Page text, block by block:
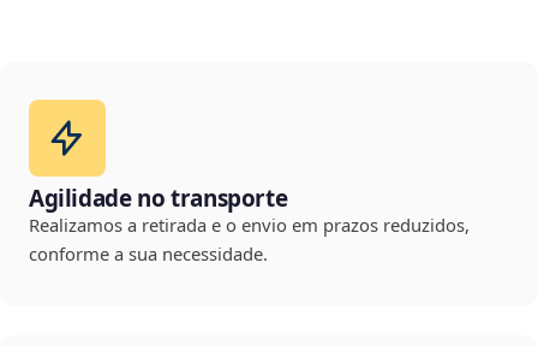
Agilidade no transporte
Realizamos a retirada e o envio em prazos reduzidos,
conforme a sua necessidade.